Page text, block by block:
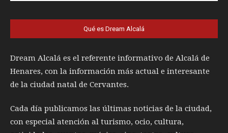
Qué es Dream Alcalá
Dream Alcalá es el referente informativo de Alcalá de
Henares, con la información más actual e interesante
de la ciudad natal de Cervantes.
Cada día publicamos las últimas noticias de la ciudad,
con especial atención al turismo, ocio, cultura,